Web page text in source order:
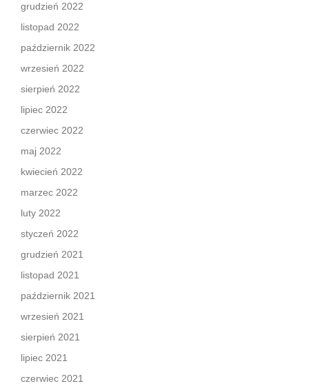
grudzień 2022
listopad 2022
październik 2022
wrzesień 2022
sierpień 2022
lipiec 2022
czerwiec 2022
maj 2022
kwiecień 2022
marzec 2022
luty 2022
styczeń 2022
grudzień 2021
listopad 2021
październik 2021
wrzesień 2021
sierpień 2021
lipiec 2021
czerwiec 2021